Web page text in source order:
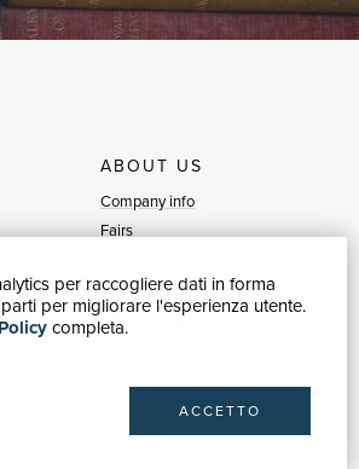
per raccogliere dati in forma
per migliorare l'esperienza utente.
completa.
ACCETTO
ABOUT US
Company info
Fairs
Blog
Sell with us